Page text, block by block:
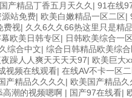
国产精品丁香五月天久久 | 91在线
站免费| 欧美白嫩精品一区二区|
费视| 久久6久久66热这里只是精
欧美日韩专区| 日韩欧美综合一
综合中文| 综合日韩精品欧美综
躁人人爽天天天天97| 欧美巨大
视频在线观看| 在线AV不卡一区
产精品久久久久 | 欧美国产精品久
高潮的视频嗯啊 | 国产97在线看|